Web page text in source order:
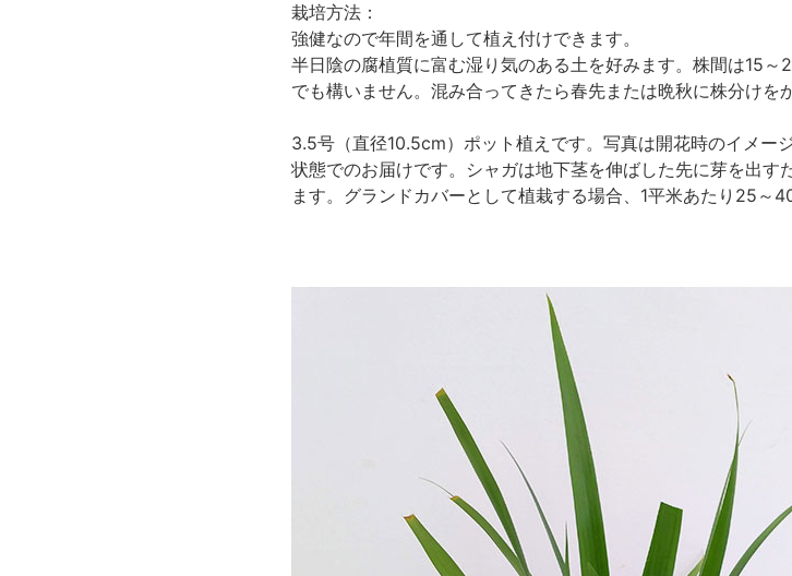
栽培方法：
強健なので年間を通して植え付けできます。
半日陰の腐植質に富む湿り気のある土を好みます。株間は15
でも構いません。混み合ってきたら春先または晩秋に株分けを
3.5号（直径10.5cm）ポット植えです。写真は開花時のイメー
状態でのお届けです。シャガは地下茎を伸ばした先に芽を出す
ます。グランドカバーとして植栽する場合、1平米あたり25～